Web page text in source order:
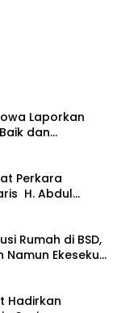
Laporkan
dan
Perkara
H. Abdul
Versus PT
Rumah di BSD,
Namun Ekesekusi
Tidak Boleh
Hadirkan